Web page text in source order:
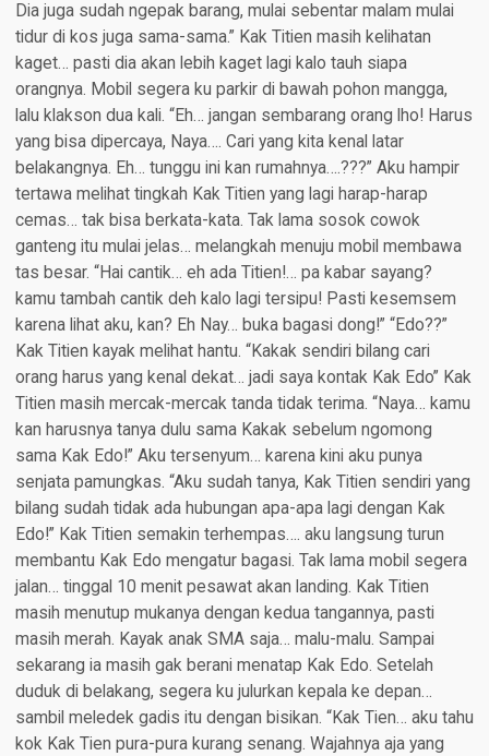
Dia juga sudah ngepak barang, mulai sebentar malam mulai
tidur di kos juga sama-sama.” Kak Titien masih kelihatan
kaget… pasti dia akan lebih kaget lagi kalo tauh siapa
orangnya. Mobil segera ku parkir di bawah pohon mangga,
lalu klakson dua kali. “Eh… jangan sembarang orang lho! Harus
yang bisa dipercaya, Naya…. Cari yang kita kenal latar
belakangnya. Eh… tunggu ini kan rumahnya….???” Aku hampir
tertawa melihat tingkah Kak Titien yang lagi harap-harap
cemas… tak bisa berkata-kata. Tak lama sosok cowok
ganteng itu mulai jelas… melangkah menuju mobil membawa
tas besar. “Hai cantik… eh ada Titien!… pa kabar sayang?
kamu tambah cantik deh kalo lagi tersipu! Pasti kesemsem
karena lihat aku, kan? Eh Nay… buka bagasi dong!” “Edo??”
Kak Titien kayak melihat hantu. “Kakak sendiri bilang cari
orang harus yang kenal dekat… jadi saya kontak Kak Edo” Kak
Titien masih mercak-mercak tanda tidak terima. “Naya… kamu
kan harusnya tanya dulu sama Kakak sebelum ngomong
sama Kak Edo!” Aku tersenyum… karena kini aku punya
senjata pamungkas. “Aku sudah tanya, Kak Titien sendiri yang
bilang sudah tidak ada hubungan apa-apa lagi dengan Kak
Edo!” Kak Titien semakin terhempas…. aku langsung turun
membantu Kak Edo mengatur bagasi. Tak lama mobil segera
jalan… tinggal 10 menit pesawat akan landing. Kak Titien
masih menutup mukanya dengan kedua tangannya, pasti
masih merah. Kayak anak SMA saja… malu-malu. Sampai
sekarang ia masih gak berani menatap Kak Edo. Setelah
duduk di belakang, segera ku julurkan kepala ke depan…
sambil meledek gadis itu dengan bisikan. “Kak Tien… aku tahu
kok Kak Tien pura-pura kurang senang. Wajahnya aja yang